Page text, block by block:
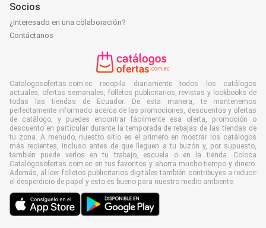
Socios
¿Interesado en una colaboración?
Contáctanos
Catalogosofertas.com.ec recopila diariamente todos los catálogos
actuales, ofertas semanales, folletos publicitarios, revistas y lookbooks de
todas las tiendas de Ecuador. De esta manera, te mantenemos
perfectamente informado acerca de las promociones, descuentos y ofertas
de catálogo, y puedes encontrar fácilmente esa oferta, promoción o
descuento en particular durante la temporada de rebajas de las tiendas de
tu zona. A menudo, nuestro sitio es el primero en mostrar los catálogos
más recientes, incluso antes de que lleguen a tu buzón y, por supuesto,
también puede verlos en tu trabajo, escuela o en la tienda. Coloca
Catalogosofertas.com.ec en tus favoritos y ahorra mucho tiempo y dinero.
Además, al leer folletos publicitarios digitales también contribuyes a reducir
el desperdicio de papel y esto es bueno para nuestro medio ambiente.